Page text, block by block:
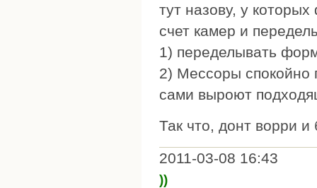
тут назову, у
счет камер и
1) переделывать
2) Мессоры спокойно
сами выроют
Так что, донт ворри и
2011-03-08 16:43
))